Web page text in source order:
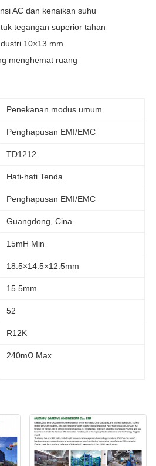
AC dan kenaikan suhu
tegangan superior tahan
10×13 mm
menghemat ruang
Penekanan modus umum
Penghapusan EMI/EMC
TD1212
Hati-hati Tenda
Penghapusan EMI/EMC
Guangdong, Cina
15mH Min
18.5×14.5×12.5mm
15.5mm
52
R12K
240mΩ Max